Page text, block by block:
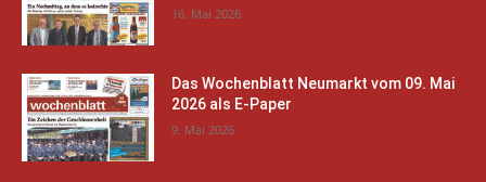
16. Mai 2026
Das Wochenblatt Neumarkt vom 09. Mai
2026 als E-Paper
9. Mai 2026